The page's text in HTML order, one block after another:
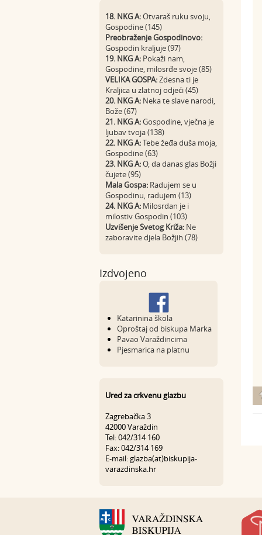
18. NKG A:Otvaraš ruku svoju,
Gospodine (145)
Preobraženje Gospodinovo:
Gospodin kraljuje (97)
19. NKG A: Pokaži nam,
Gospodine, milosrđe svoje (85)
VELIKA GOSPA:Zdesna ti je
Kraljica u zlatnoj odjeći (45)
20. NKG A: Neka te slave narodi,
Bože (67)
21. NKG A:Gospodine, vječna je
ljubav tvoja (138)
22. NKG A:Tebe žeđa duša moja,
Gospodine (63)
23. NKG A:O, da danas glas Božji
čujete (95)
Mala Gospa: Radujem se u
Gospodinu, radujem (13)
24. NKG A: Milosrdan je i
milostiv Gospodin (103)
Uzvišenje Svetog Križa: Ne
zaboravite djela Božjih (78)
Izdvojeno
Katarinina škola
Oproštaj od biskupa Marka
Pavao Varaždincima
Pjesmarica na platnu
Ured za crkvenu glazbu
Zagrebačka 3
42000 Varaždin
Tel: 042/314 160
Fax: 042/314 169
E-mail: glazba(at)biskupija-
varazdinska.hr